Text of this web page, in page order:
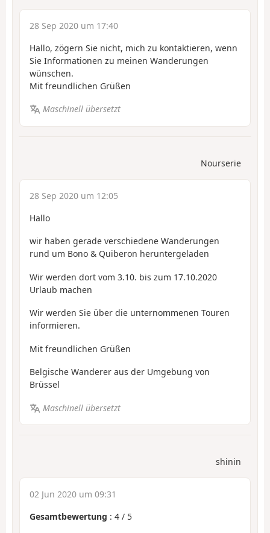
28 Sep 2020 um 17:40
Hallo, zögern Sie nicht, mich zu kontaktieren, wenn
Sie Informationen zu meinen Wanderungen
wünschen.
Mit freundlichen Grüßen
Maschinell übersetzt
Nourserie
28 Sep 2020 um 12:05
Hallo
wir haben gerade verschiedene Wanderungen
rund um Bono & Quiberon heruntergeladen
Wir werden dort vom 3.10. bis zum 17.10.2020
Urlaub machen
Wir werden Sie über die unternommenen Touren
informieren.
Mit freundlichen Grüßen
Belgische Wanderer aus der Umgebung von
Brüssel
Maschinell übersetzt
shinin
02 Jun 2020 um 09:31
Gesamtbewertung : 4 / 5